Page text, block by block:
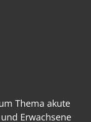
Thema akute
Erwachsene